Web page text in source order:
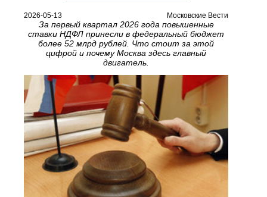
2026-05-13 Московские Вести
За первый квартал 2026 года повышенные
ставки НДФЛ принесли в федеральный бюджет
более 52 млрд рублей. Что стоит за этой
цифрой и почему Москва здесь главный
двигатель.